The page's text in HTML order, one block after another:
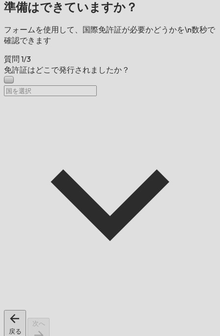
準備はできていますか？
フォームを使用して、国際免許証が必要かどうかを\n数秒で
確認できます
質問 1/3
免許証はどこで発行されましたか？
戻る
次へ